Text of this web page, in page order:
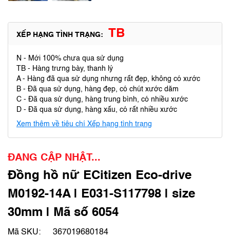
XẾP HẠNG TÌNH TRẠNG: TB
N - Mới 100% chưa qua sử dụng
TB - Hàng trưng bày, thanh lý
A - Hàng đã qua sử dụng nhưng rất đẹp, không có xước
B - Đã qua sử dụng, hàng đẹp, có chút xước dăm
C - Đã qua sử dụng, hàng trung bình, có nhiều xước
D - Đã qua sử dụng, hàng xấu, có rất nhiều xước
Xem thêm về tiêu chí Xếp hạng tình trạng
ĐANG CẬP NHẬT...
Đồng hồ nữ ECitizen Eco-drive
M0192-14A | E031-S117798 | size
30mm | Mã số 6054
Mã SKU:
367019680184